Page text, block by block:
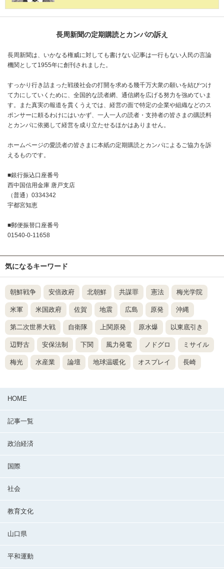
長周新聞の定期購読とカンパの訴え
長周新聞は、いかなる権威に対しても書けない記事は一行もない人民の言論
機関として1955年に創刊されました。
すっかり行き詰まった戦後社会の打開を求める幾千万大衆の願いを結びつけ
て力にしていくために、全国的な読者網、通信網を広げる努力を強めていま
す。また真実の報道を貫くうえでは、経営の面で特定の企業や組織などのス
ポンサーに頼るわけにはいかず、一人一人の読者・支持者の皆さまの購読料
とカンパに依拠して経営を成り立たせるほかはありません。
ホームページの愛読者の皆さまに本紙の定期購読とカンパによるご協力を訴
えるものです。
■銀行振込口座番号
西中国信用金庫 唐戸支店
（普通）0334342
宇都宮知恵
■郵便振替口座番号
01540-0-11658
気になるキーワード
朝鮮戦争 安倍政府 北朝鮮 共謀罪 憲法 梅光学院
米軍 米国政府 佐賀 地震 広島 原発 沖縄
第二次世界大戦 自衛隊 上関原発 原水爆 以東底引き
辺野古 安保法制 下関 風力発電 ノドグロ ミサイル
梅光 水産業 論壇 地球温暖化 オスプレイ 長崎
HOME
記事一覧
政治経済
国際
社会
教育文化
山口県
平和運動